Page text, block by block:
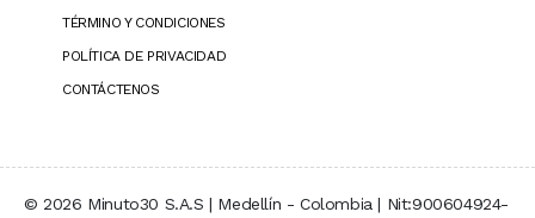
TÉRMINO Y CONDICIONES
POLÍTICA DE PRIVACIDAD
CONTÁCTENOS
© 2026 Minuto30 S.A.S | Medellín - Colombia | Nit:900604924-